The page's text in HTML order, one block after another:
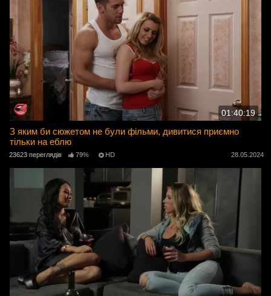
01:40:19
З яким би сюжетом не були фільми, дивитися приємно
тільки на еблю
23623 переглядів 79% HD 28.05.2024